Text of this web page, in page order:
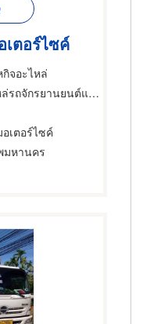
ตอร์ไซค์
จอะไหล่
ะไหล่รถจักรยานยนต์และรถสกูตเตอร์,ซ่อมรถจักรยานยนต์และรถสกูตเตอร์
เตอร์ไซค์
มหานคร